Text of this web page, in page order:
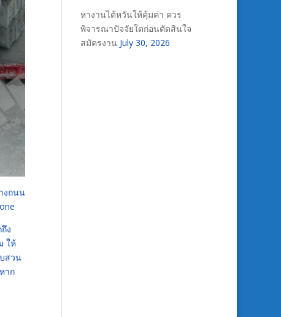
งถนน
ง
ให้
สวน
าก
หางานไต้หวันให้คุ้มค่า ควร
พิจารณาปัจจัยใดก่อนตัดสินใจ
สมัครงาน July 30, 2026